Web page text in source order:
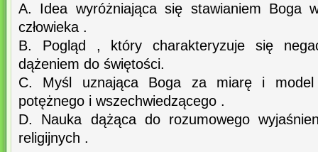
A. Idea wyróżniająca się stawianiem Boga
człowieka .
B. Pogląd , który charakteryzuje się
dążeniem do świętości.
C. Myśl uznająca Boga za miarę i model
potężnego i wszechwiedzącego .
D. Nauka dążąca do rozumowego
religijnych .